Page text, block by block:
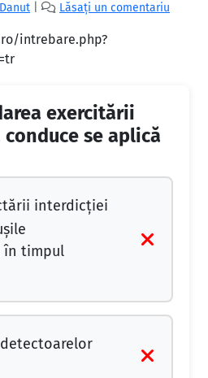
Lăsați un comentariu
intrebare.php?
exercitării
se aplică
interdicției
în timpul